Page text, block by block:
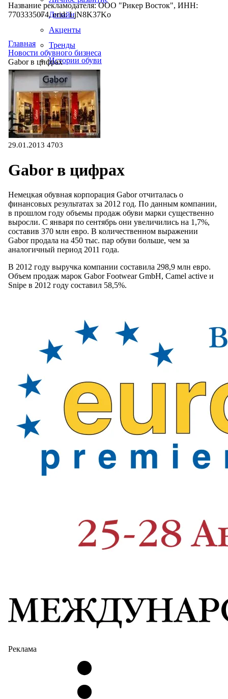
Дизайн
Акценты
Тренды
Истории обуви
Производство
Название рекламодателя: ООО "Рикер Восток", ИНН:
7703335074, erid: LjN8K37Ko
Главная
Новости обувного бизнеса
Gabor в цифрах
29.01.2013 4703
Gabor в цифрах
Немецкая обувная корпорация Gabor отчиталась о
финансовых результатах за 2012 год. По данным компании,
в прошлом году объемы продаж обуви марки существенно
выросли. С января по сентябрь они увеличились на 1,7%,
составив 370 млн евро. В количественном выражении
Gabor продала на 450 тыс. пар обуви больше, чем за
аналогичный период 2011 года.
В 2012 году выручка компании составила 298,9 млн евро.
Объем продаж марок Gabor Footwear GmbH, Camel active и
Snipe в 2012 году составил 58,5%.
Реклама